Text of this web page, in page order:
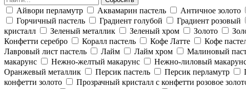
Айвори перламутр Аквамарин пастель Античное золото
Горчичный пастель
Градиент голубой Градиент розовый
кристалл
Зеленый металлик Зеленый хром Золото
Конфетти серебро
Коралл пастель Кофе Латте Кофе
Лавровый лист пастель
Лайм Лайм хром Малиновый
макарунс
Нежно-желтый макарунс Нежно-лиловый
Оранжевый металлик
Персик пастель Персик перламутр
конфетти золото
Прозрачный кристалл с конфетти розовое